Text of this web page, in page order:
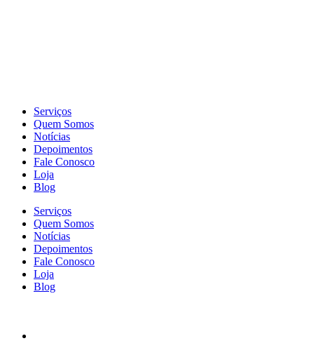
Serviços
Quem Somos
Notícias
Depoimentos
Fale Conosco
Loja
Blog
Serviços
Quem Somos
Notícias
Depoimentos
Fale Conosco
Loja
Blog